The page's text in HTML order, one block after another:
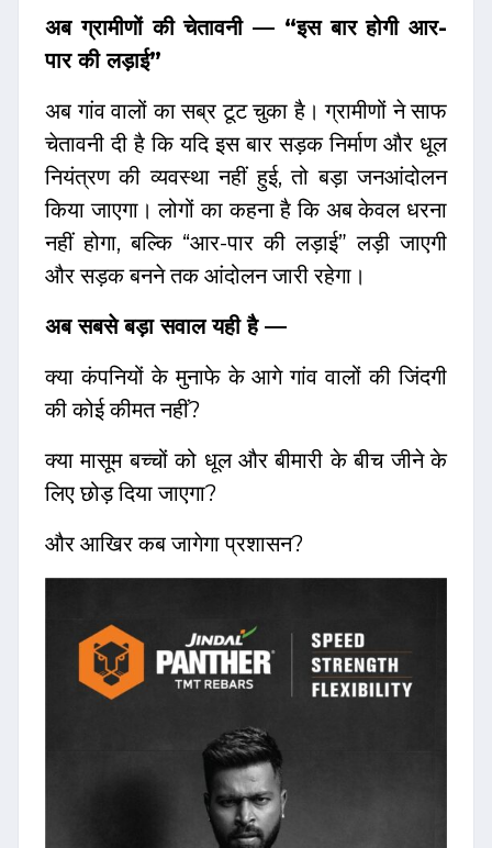
अब ग्रामीणों की चेतावनी — “इस बार होगी आर-
पार की लड़ाई”
अब गांव वालों का सब्र टूट चुका है। ग्रामीणों ने साफ
चेतावनी दी है कि यदि इस बार सड़क निर्माण और धूल
नियंत्रण की व्यवस्था नहीं हुई, तो बड़ा जनआंदोलन
किया जाएगा। लोगों का कहना है कि अब केवल धरना
नहीं होगा, बल्कि “आर-पार की लड़ाई” लड़ी जाएगी
और सड़क बनने तक आंदोलन जारी रहेगा।
अब सबसे बड़ा सवाल यही है —
क्या कंपनियों के मुनाफे के आगे गांव वालों की जिंदगी
की कोई कीमत नहीं?
क्या मासूम बच्चों को धूल और बीमारी के बीच जीने के
लिए छोड़ दिया जाएगा?
और आखिर कब जागेगा प्रशासन?